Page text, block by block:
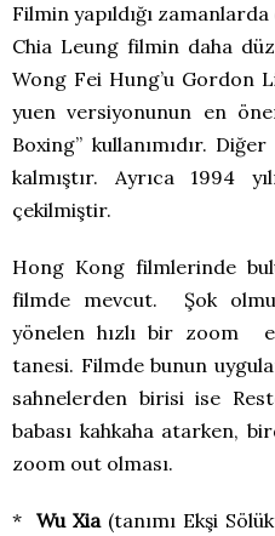
Filmin yapıldığı
Chia Leung filmin daha
Wong Fei Hung’u Gordon
yuen versiyonunun en
Boxing” kullanımıdır.
kalmıştır. Ayrıca 1994
çekilmiştir.
Hong Kong filmlerinde
filmde mevcut. Şok
yönelen hızlı bir zoom
tanesi. Filmde bunun
sahnelerden birisi ise
babası kahkaha atarken,
zoom out olması.
* Wu Xia (tanımı Ekşi